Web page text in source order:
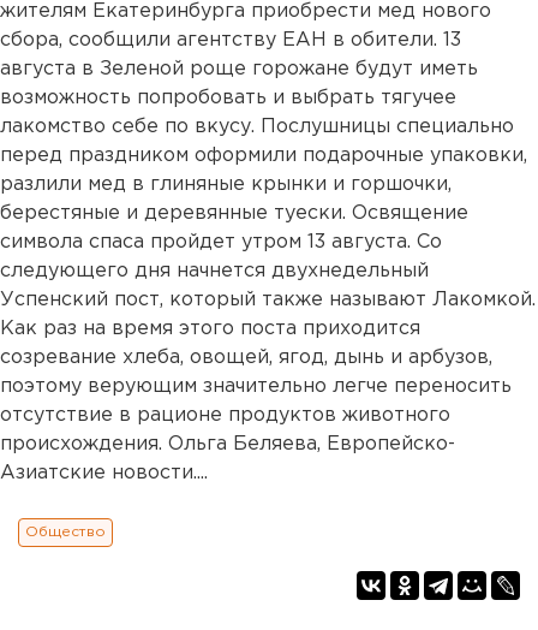
жителям Екатеринбурга приобрести мед нового
сбора, сообщили агентству ЕАН в обители. 13
августа в Зеленой роще горожане будут иметь
возможность попробовать и выбрать тягучее
лакомство себе по вкусу. Послушницы специально
перед праздником оформили подарочные упаковки,
разлили мед в глиняные крынки и горшочки,
берестяные и деревянные туески. Освящение
символа спаса пройдет утром 13 августа. Со
следующего дня начнется двухнедельный
Успенский пост, который также называют Лакомкой.
Как раз на время этого поста приходится
созревание хлеба, овощей, ягод, дынь и арбузов,
поэтому верующим значительно легче переносить
отсутствие в рационе продуктов животного
происхождения. Ольга Беляева, Европейско-
Азиатские новости....
Общество